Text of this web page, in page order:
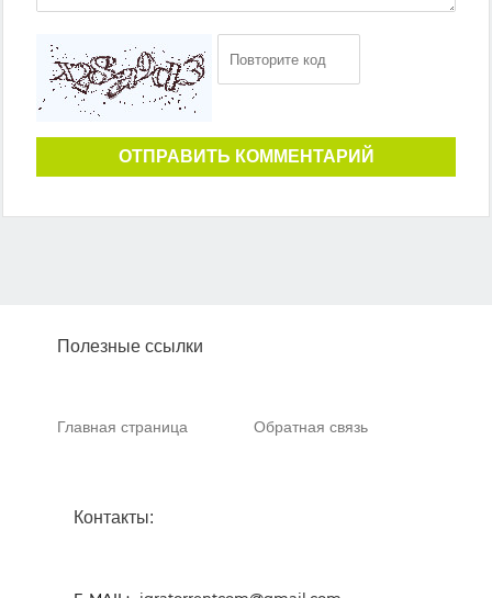
ОТПРАВИТЬ КОММЕНТАРИЙ
Полезные ссылки
Главная страница Обратная связь
Контакты: